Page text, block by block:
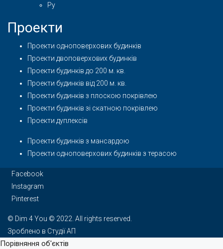
Ру
Проекти
Проекти одноповерхових будинків
Проекти двоповерхових будинків
Проекти будинків до 200 м. кв.
Проекти будинків від 200 м. кв.
Проекти будинків з плоскою покрівлею
Проекти будинків зі скатною покрівлею
Проекти дуплексів
Проекти будинків з мансардою
Проекти одноповерхових будинків з терасою
Facebook
Instagram
Pinterest
© Dim 4 You © 2022. All rights reserved.
Зроблено в Студії АП
Порівняння об'єктів